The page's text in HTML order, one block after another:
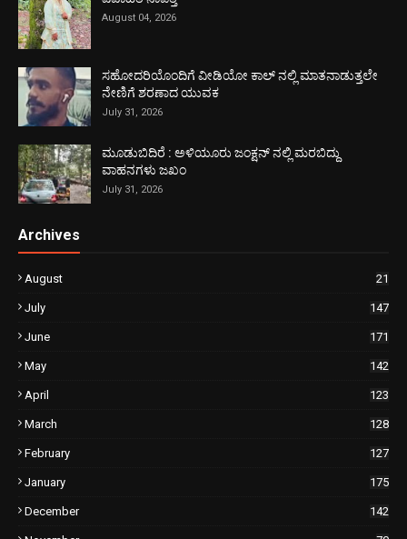
August 04, 2026
ಸಹೋದರಿಯೊಂದಿಗೆ ವೀಡಿಯೋ ಕಾಲ್ ನಲ್ಲಿ ಮಾತನಾಡುತ್ತಲೇ
ನೇಣಿಗೆ ಶರಣಾದ ಯುವಕ
July 31, 2026
ಮೂಡುಬಿದಿರೆ : ಅಳಿಯೂರು ಜಂಕ್ಷನ್ ನಲ್ಲಿ ಮರಬಿದ್ದು
ವಾಹನಗಳು ಜಖಂ
July 31, 2026
Archives
August 21
July 147
June 171
May 142
April 123
March 128
February 127
January 175
December 142